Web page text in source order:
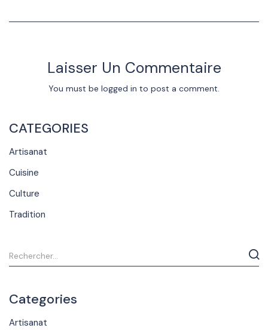
CATEGORIES
Artisanat
Cuisine
Culture
Tradition
Categories
Artisanat
Laisser Un Commentaire
You must be logged in to post a comment.